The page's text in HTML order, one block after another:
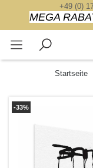
+49 (0)
MEGA
Startseite
-33%